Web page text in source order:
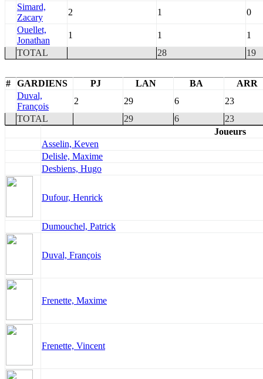
Simard,
Zacary
2 1 0
Ouellet,
Jonathan
1 1 1
TOTAL
28 19
# GARDIENS PJ LAN BA ARR
Duval,
François
2 29 6 23
TOTAL
29 6 23
Joueurs
Asselin, Keven
Delisle, Maxime
Desbiens, Hugo
Dufour, Henrick
Dumouchel, Patrick
Duval, François
Frenette, Maxime
Frenette, Vincent